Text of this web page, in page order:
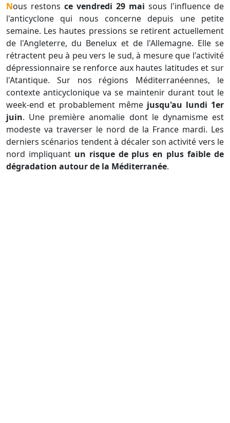
Nous restons ce vendredi 29 mai sous l'influence de
l'anticyclone qui nous concerne depuis une petite
semaine. Les hautes pressions se retirent actuellement
de l'Angleterre, du Benelux et de l'Allemagne. Elle se
rétractent peu à peu vers le sud, à mesure que l'activité
dépressionnaire se renforce aux hautes latitudes et sur
l'Atantique. Sur nos régions Méditerranéennes, le
contexte anticyclonique va se maintenir durant tout le
week-end et probablement même jusqu'au lundi 1er
juin. Une première anomalie dont le dynamisme est
modeste va traverser le nord de la France mardi. Les
derniers scénarios tendent à décaler son activité vers le
nord impliquant un risque de plus en plus faible de
dégradation autour de la Méditerranée.